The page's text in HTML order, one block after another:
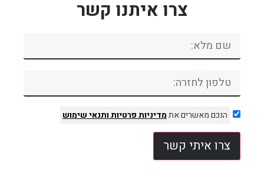
צרו איתנו קשר
הנכם מאשרים אתמדיניות פרטיותותנאי שימוש
צרו איתי קשר